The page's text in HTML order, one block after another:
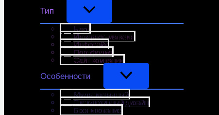
Тип
Блог
Интернет-магазин
Инфосайт
Портфолио
Сайт компании
Особенности
Мультиязычный
Эксклюзивный дизайн
Бронирование